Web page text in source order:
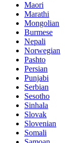
Maori
Marathi
Mongolian
Burmese
Nepali
Norwegian
Pashto
Persian
Punjabi
Serbian
Sesotho
Sinhala
Slovak
Slovenian
Somali